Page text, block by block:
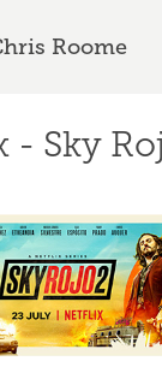
Roome
- Sky